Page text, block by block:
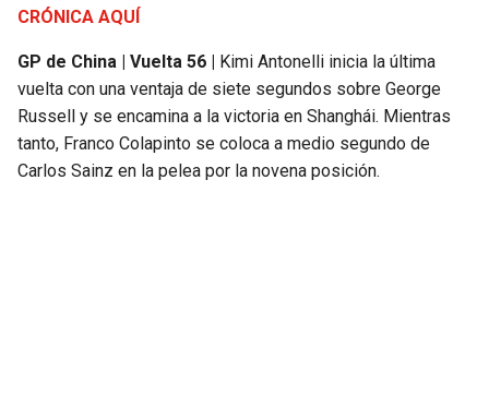
CRÓNICA AQUÍ
GP de China | Vuelta 56 |
Kimi Antonelli inicia la última
vuelta con una ventaja de siete segundos sobre George
Russell y se encamina a la victoria en Shanghái. Mientras
tanto, Franco Colapinto se coloca a medio segundo de
Carlos Sainz en la pelea por la novena posición.